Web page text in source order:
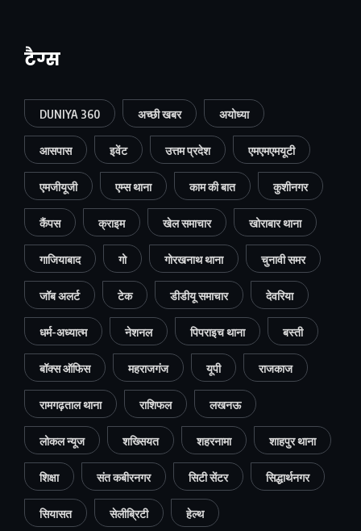
टैग्स
DUNIYA 360 अच्छी खबर अयोध्या
आसपास इवेंट उत्तम प्रदेश एमएमएमयूटी
एमजीयूजी एम्स थाना काम की बात कुशीनगर
कैंपस क्राइम खेल समाचार खोराबार थाना
गाजियाबाद गो गोरखनाथ थाना चुनावी समर
जॉब अलर्ट टेक डीडीयू समाचार देवरिया
धर्म-अध्यात्म नेशनल पिपराइच थाना बस्ती
बॉक्स ऑफिस महराजगंज यूपी राजकाज
रामगढ़ताल थाना राशिफल लखनऊ
लोकल न्यूज शख्सियत शहरनामा शाहपुर थाना
शिक्षा संत कबीरनगर सिटी सेंटर सिद्धार्थनगर
सियासत सेलीब्रिटी हेल्थ